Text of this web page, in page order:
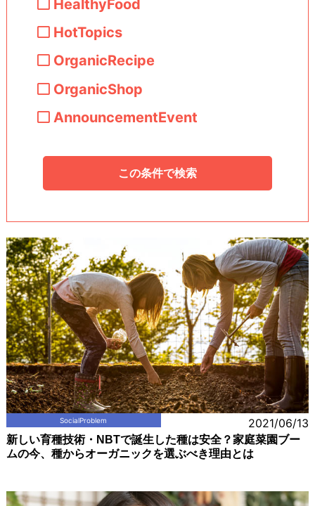
HealthyFood
HotTopics
OrganicRecipe
OrganicShop
AnnouncementEvent
SocialProblem 2021/06/13
新しい育種技術・NBTで誕生した種は安全？家庭菜園ブー
ムの今、種からオーガニックを選ぶべき理由とは